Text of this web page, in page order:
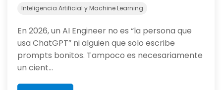
Inteligencia Artificial y Machine Learning
En 2026, un AI Engineer no es “la persona que
usa ChatGPT” ni alguien que solo escribe
prompts bonitos. Tampoco es necesariamente
un cient...